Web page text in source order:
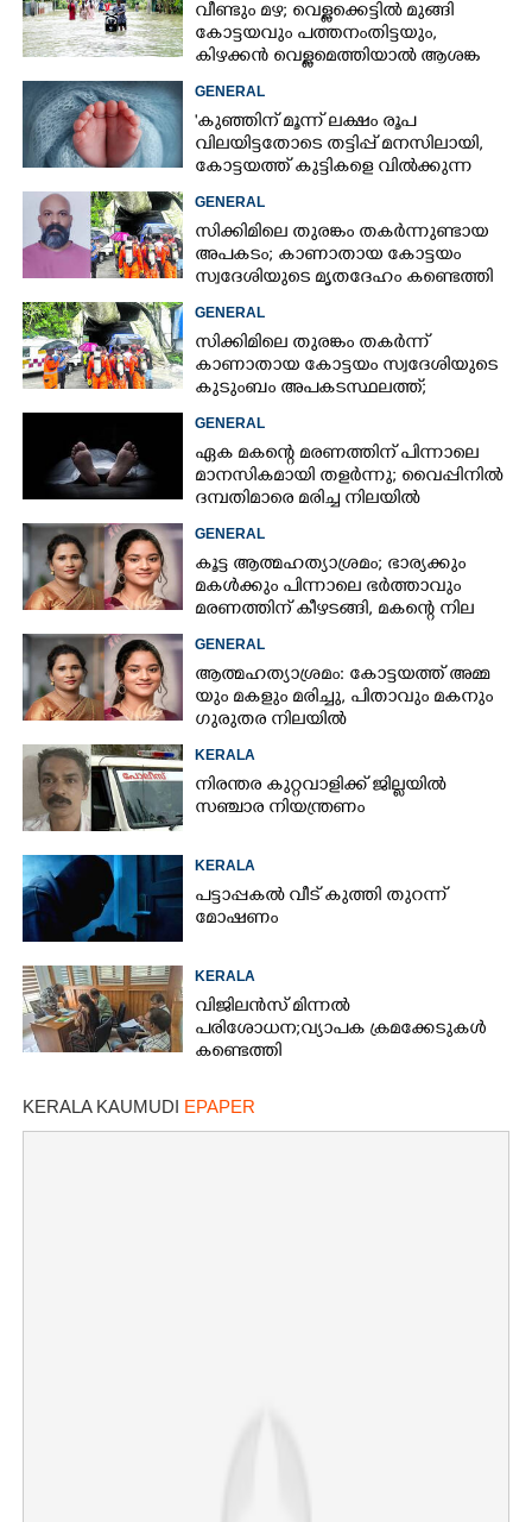
വീണ്ടും മഴ; വെള്ളക്കെട്ടിൽ മുങ്ങി
കോട്ടയവും പത്തനംതിട്ടയും,
കിഴക്കൻ വെള്ളമെത്തിയാൽ ആശങ്ക
ഇരട്ടിക്കും
GENERAL
'കുഞ്ഞിന് മൂന്ന് ലക്ഷം രൂപ
വിലയിട്ടതോടെ തട്ടിപ്പ് മനസിലായി,
കോട്ടയത്ത് കുട്ടികളെ വിൽക്കുന്ന
സംഘം'; കൂടുതൽ
വെളിപ്പെടുത്തലുമായി ഗർഭിണി
GENERAL
സിക്കിമിലെ തുരങ്കം തകർന്നുണ്ടായ
അപകടം; കാണാതായ കോട്ടയം
സ്വദേശിയുടെ മൃതദേഹം കണ്ടെത്തി
GENERAL
സിക്കിമിലെ തുരങ്കം തകർന്ന്
കാണാതായ കോട്ടയം സ്വദേശിയുടെ
കുടുംബം അപകടസ്ഥലത്ത്;
രക്ഷാപ്രവർത്തനം ദുഷ്‌കരമെന്ന്
വിവരം
GENERAL
ഏക മകന്റെ മരണത്തിന് പിന്നാലെ
മാനസികമായി തളർന്നു; വൈപ്പിനിൽ
ദമ്പതിമാരെ മരിച്ച നിലയിൽ
കണ്ടെത്തി
GENERAL
കൂട്ട ആത്മഹത്യാശ്രമം; ഭാര്യക്കും
മകൾക്കും പിന്നാലെ ഭർത്താവും
മരണത്തിന് കീഴടങ്ങി, മകന്റെ നില
അതീവ ഗുരുതരം
GENERAL
ആ​ത്മ​ഹ​ത്യാ​ശ്ര​മം​:​ കോട്ടയത്ത് അ​മ്മ​
യും​ ​മ​ക​ളും​ ​മ​രി​ച്ചു, പിതാവും മകനും
ഗുരുതര നിലയിൽ
KERALA
നിരന്തര കുറ്റവാളിക്ക് ജില്ലയിൽ
സഞ്ചാര നിയന്ത്രണം
KERALA
പട്ടാപ്പകൽ വീട് കുത്തി തുറന്ന്
മോഷണം
KERALA
വിജിലൻസ് മിന്നൽ
പരിശോധന; വ്യാപക ക്രമക്കേടുകൾ
കണ്ടെത്തി
KERALA KAUMUDI EPAPER